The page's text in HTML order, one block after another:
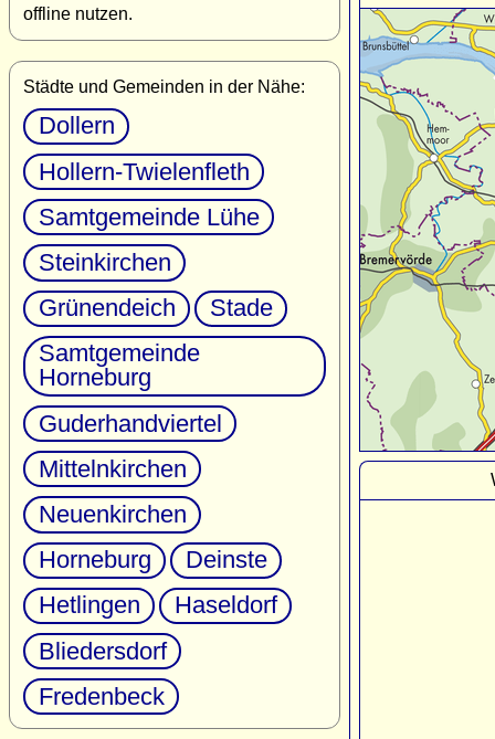
offline nutzen.
Städte und Gemeinden in der Nähe:
Dollern
Hollern-Twielenfleth
Samtgemeinde Lühe
Steinkirchen
Grünendeich
Stade
Samtgemeinde
Horneburg
Guderhandviertel
Mittelnkirchen
Neuenkirchen
Horneburg
Deinste
Hetlingen
Haseldorf
Bliedersdorf
Fredenbeck